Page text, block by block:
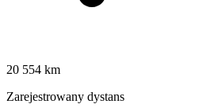
20 554 km
Zarejestrowany dystans